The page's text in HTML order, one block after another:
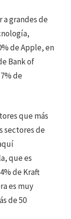
grandes de
de Apple, en
Bank of
de
que más
sectores de
que es
de Kraft
es muy
de 50